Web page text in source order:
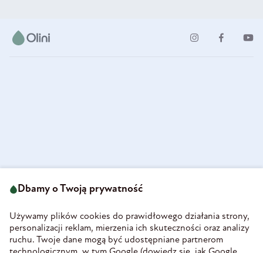
58-160 Świebodzice
REGON 890213034
INFORMACJE
Dbamy o Twoją prywatność
Używamy plików cookies do prawidłowego działania strony,
personalizacji reklam, mierzenia ich skuteczności oraz analizy
ruchu. Twoje dane mogą być udostępniane partnerom